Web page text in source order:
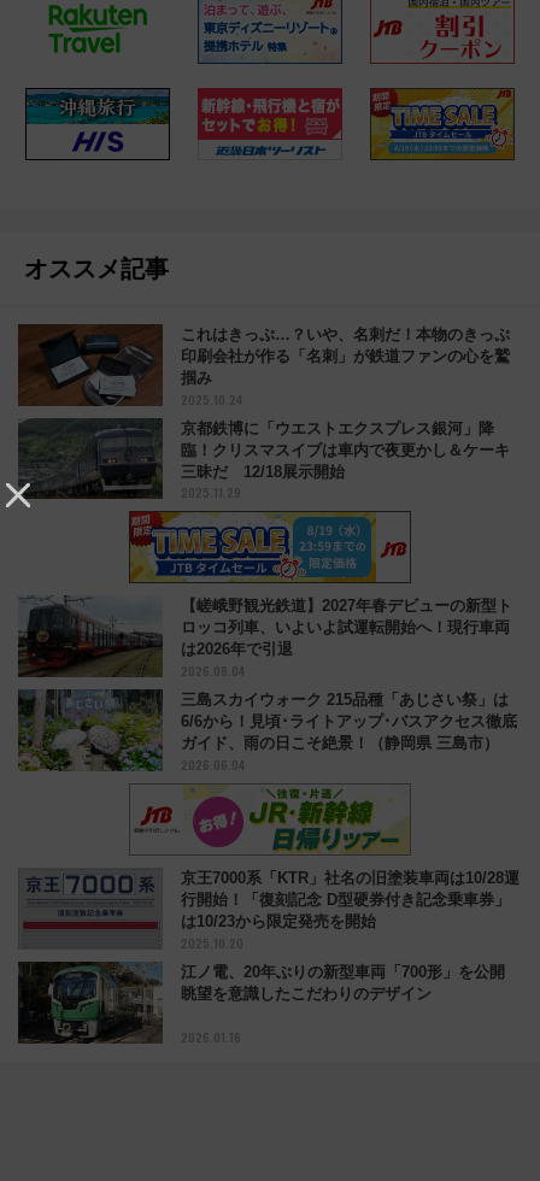
オススメ記事
これはきっぷ…？いや、名刺だ！本物のきっぷ
印刷会社が作る「名刺」が鉄道ファンの心を鷲
掴み
2025.10.24
京都鉄博に「ウエストエクスプレス銀河」降
臨！クリスマスイブは車内で夜更かし＆ケーキ
三昧だ 12/18展示開始
2025.11.29
【嵯峨野観光鉄道】2027年春デビューの新型ト
ロッコ列車、いよいよ試運転開始へ！現行車両
は2026年で引退
2026.08.04
三島スカイウォーク 215品種「あじさい祭」は
6/6から！見頃･ライトアップ･バスアクセス徹底
ガイド、雨の日こそ絶景！（静岡県 三島市）
2026.06.04
京王7000系「KTR」社名の旧塗装車両は10/28運
行開始！「復刻記念 D型硬券付き記念乗車券」
は10/23から限定発売を開始
2025.10.20
江ノ電、20年ぶりの新型車両「700形」を公開
眺望を意識したこだわりのデザイン
2026.01.16